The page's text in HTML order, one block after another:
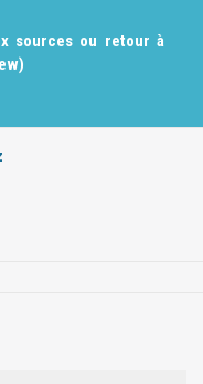
sources ou retour à